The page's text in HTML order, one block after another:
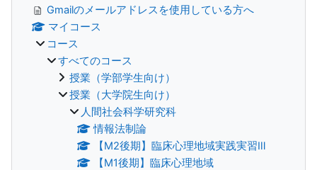
Gmailのメールアドレスを使用している方へ
マイコース
コース
すべてのコース
授業（学部学生向け）
授業（大学院生向け）
人間社会科学研究科
情報法制論
【M2後期】臨床心理地域実践実習Ⅲ
【M1後期】臨床心理地域